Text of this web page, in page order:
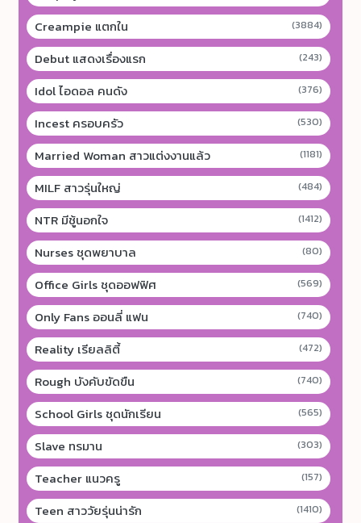
Creampie แตกใน (3884)
Debut แสดงเรื่องแรก (243)
Idol ไอดอล คนดัง (376)
Incest ครอบครัว (530)
Married Woman สาวแต่งงานแล้ว (1181)
MILF สาวรุ่นใหญ่ (484)
NTR มีชู้นอกใจ (1412)
Nurses ชุดพยาบาล (80)
Office Girls ชุดออฟฟิศ (569)
Only Fans ออนลี่ แฟน (740)
Reality เรียลลิตี้ (472)
Rough บังคับขัดขืน (740)
School Girls ชุดนักเรียน (565)
Slave ทรมาน (303)
Teacher แนวครู (157)
Teen สาววัยรุ่นน่ารัก (1410)